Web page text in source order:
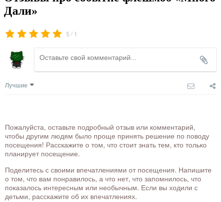
Дали»
5 / 1
Лучшие
Пожалуйста, оставьте подробный отзыв или комментарий,
чтобы другим людям было проще принять решение по поводу
посещения! Расскажите о том, что стоит знать тем, кто только
планирует посещение.
Поделитесь с своими впечатлениями от посещения. Напишите
о том, что вам понравилось, а что нет, что запомнилось, что
показалось интересным или необычным. Если вы ходили с
детьми, расскажите об их впечатлениях.